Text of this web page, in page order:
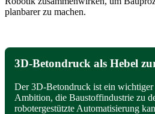
planbarer zu machen.
3D‑Betondruck als Hebel
Der 3D‑Betondruck ist ein wichtiger
Ambition, die Baustoffindustrie zu
robotergestützte Automatisierung